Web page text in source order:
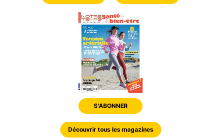
S'ABONNER
Découvrir tous les magazines